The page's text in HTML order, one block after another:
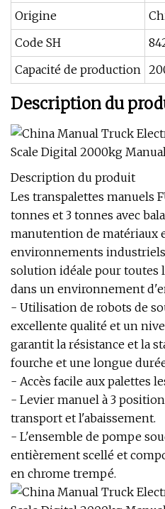
Origine
Code SH
Capacité de production
Description du
Description du produit
Les transpalettes manuels
tonnes et 3 tonnes avec
manutention de matériaux
environnements
solution idéale pour toutes
dans un environnement
- Utilisation de robots de
excellente qualité et un
garantit la résistance et la
fourche et une longue
- Accès facile aux palettes
- Levier manuel à 3
transport et l'abaissement.
- L'ensemble de pompe
entièrement scellé et
en chrome trempé.